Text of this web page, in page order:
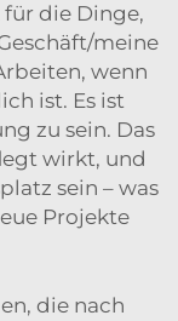
die Dinge,
meine
wenn
ist. Es ist
zu sein. Das
wirkt, und
sein – was
Projekte
die nach